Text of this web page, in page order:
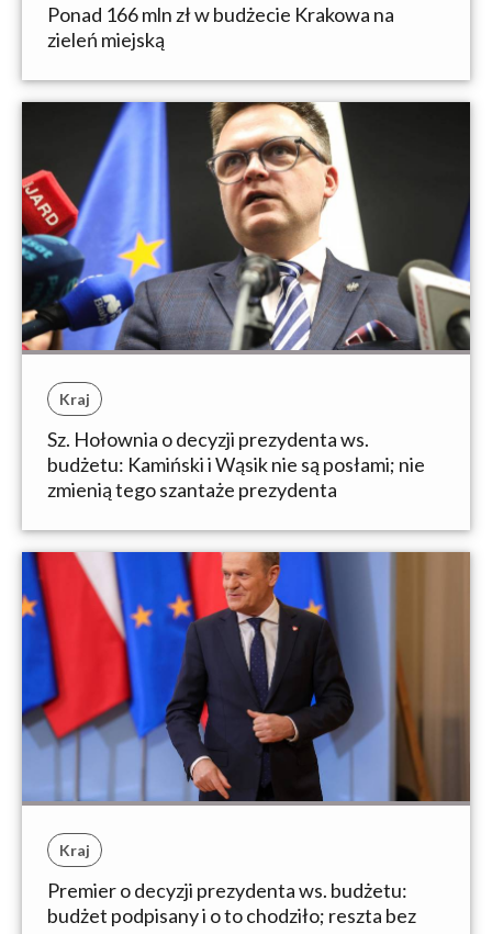
Ponad 166 mln zł w budżecie Krakowa na
zieleń miejską
Kraj
Sz. Hołownia o decyzji prezydenta ws.
budżetu: Kamiński i Wąsik nie są posłami; nie
zmienią tego szantaże prezydenta
Kraj
Premier o decyzji prezydenta ws. budżetu:
budżet podpisany i o to chodziło; reszta bez